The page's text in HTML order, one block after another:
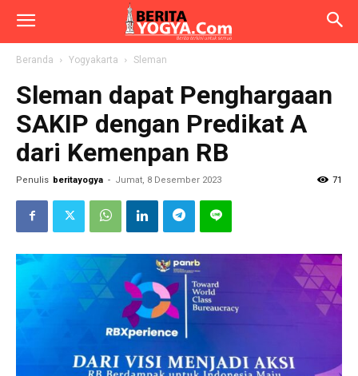
Beranda Yogyakarta Sleman
Sleman dapat Penghargaan
SAKIP dengan Predikat A
dari Kemenpan RB
Penulis beritayogya - Jumat, 8 Desember 2023 71